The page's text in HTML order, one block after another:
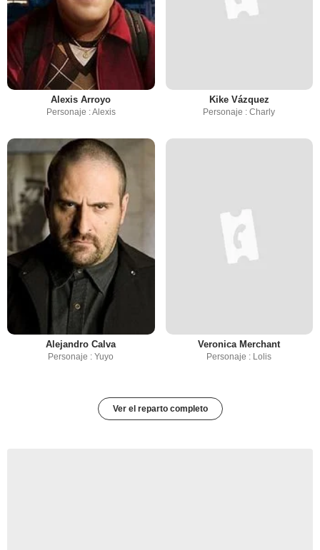
Alexis Arroyo
Personaje : Alexis
Kike Vázquez
Personaje : Charly
Alejandro Calva
Personaje : Yuyo
Veronica Merchant
Personaje : Lolis
Ver el reparto completo